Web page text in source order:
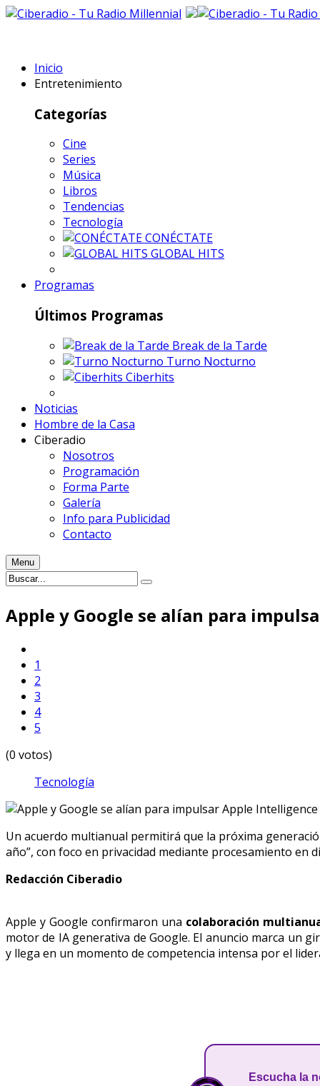
Inicio
Entretenimiento
Categorías
Cine
Series
Música
Libros
Tendencias
Tecnología
CONÉCTATE
GLOBAL HITS
Programas
Últimos Programas
Break de la Tarde
Turno Nocturno
Ciberhits
Noticias
Hombre de la Casa
Ciberadio
Nosotros
Programación
Forma Parte
Galería
Info para Publicidad
Contacto
Menu
Apple y Google se alían para
1
2
3
4
5
(0 votos)
Tecnología
Un acuerdo multianual permitirá que la próxima
año”, con foco en privacidad mediante procesamiento en
Redacción Ciberadio
Apple y Google confirmaron una colaboración
motor de IA generativa de Google. El anuncio marca un
y llega en un momento de competencia intensa por el
Escucha la